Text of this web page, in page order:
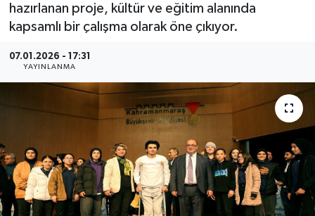
hazırlanan proje, kültür ve eğitim alanında
kapsamlı bir çalışma olarak öne çıkıyor.
07.01.2026 - 17:31
YAYINLANMA